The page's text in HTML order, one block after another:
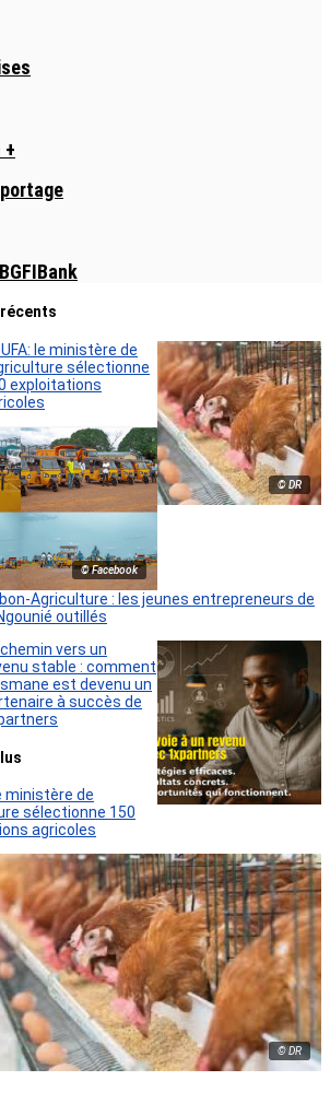
+
© DR
le ministère de
sélectionne
exploitations
© Facebook
Agriculture : les jeunes entrepreneurs de
outillés
chemin vers un
stable : comment
est devenu un
à succès de
ministère de
sélectionne 150
agricoles
© DR